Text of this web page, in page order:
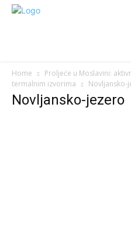
Home
Proljeće u Moslavini:
termalnim izvorima
Novljansko-
Novljansko-jezero